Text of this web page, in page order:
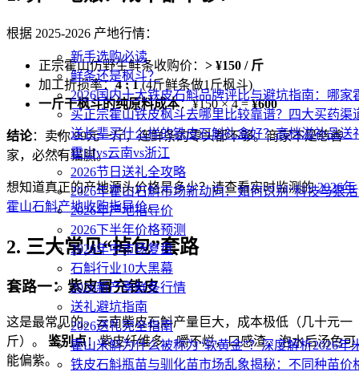
新手选购必读
鲜条还是枫斗？
2026国内十大铁皮石斛品牌评比与避坑指南：哪家
买正宗霍山铁皮枫斗去哪里比较靠谱？四大买药渠
送长辈买什么样的铁皮石斛礼盒好？高档滋补品送
霍山vs云南vs浙江
2026节日送礼全攻略
2026年霍山石斛市场新动向：如何识别“科技与狠
2026年产地指导价
2026下半年价格预测
2026年中市场复盘
石斛行业10大黑幕
2026新产季鲜条行情
送礼避坑指南
2026送礼完全指南
霍山米斛为什么被称为“软黄金”？深度解析2026年
铁皮石斛瓶苗与驯化苗市场乱象揭秘：不同种苗价
根据 2025-2026 产地行情：
正宗霍山仿野生鲜条收购价： > ¥150 / 斤
加工折损率：4 : 1(4斤鲜条做1斤枫斗)
一斤干枫斗的纯原料成本：¥150 × 4 =¥600
结论：卖你 99元一斤，连鲜条的零头都不够。商家不是慈善
家，必然有猫腻。
想知道真正的产地源头价格是多少？请查看实时监测的2026年
霍山石斛产地收购指导价。
2. 三大常见“掉包”套路
套路一：紫皮冒充铁皮
这是最常见的。云南紫皮石斛产量巨大，成本极低（几十元一
斤）。 鉴别点：紫皮纤维多，嚼不烂，口感渣，泡水后汤色可
能偏紫。